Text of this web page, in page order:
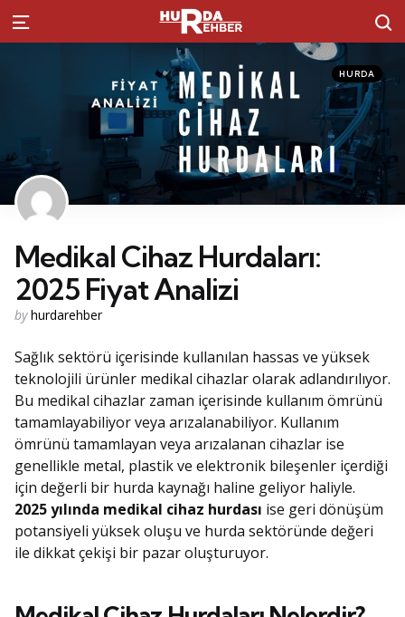
Menu
Kategoriler
Posted
in
HURDA
Medikal Cihaz Hurdaları:
2025 Fiyat Analizi
Posted
by hurdarehber
Sağlık sektörü içerisinde kullanılan hassas ve yüksek
teknolojili ürünler medikal cihazlar olarak adlandırılıyor.
Bu medikal cihazlar zaman içerisinde kullanım ömrünü
tamamlayabiliyor veya arızalanabiliyor. Kullanım
ömrünü tamamlayan veya arızalanan cihazlar ise
genellikle metal, plastik ve elektronik bileşenler içerdiği
için değerli bir hurda kaynağı haline geliyor haliyle.
2025 yılında medikal cihaz hurdası ise geri dönüşüm
potansiyeli yüksek oluşu ve hurda sektöründe değeri
ile dikkat çekişi bir pazar oluşturuyor.